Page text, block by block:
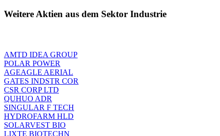
Weitere Aktien aus dem Sektor Industrie
AMTD IDEA GROUP
POLAR POWER
AGEAGLE AERIAL
GATES INDSTR COR
CSR CORP LTD
QUHUO ADR
SINGULAR F TECH
HYDROFARM HLD
SOLARVEST BIO
LIXTE BIOTECHN